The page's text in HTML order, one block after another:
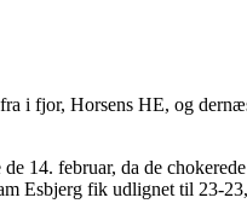
i fjor, Horsens HE, og
14. februar, da de
Esbjerg fik udlignet til 23-